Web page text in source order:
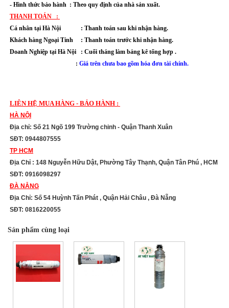
- Hình thức bảo hành : Theo quy định của nhà sản xuất.
THANH TOÁN :
Cá nhân tại Hà Nội : Thanh toán sau khi nhận hàng.
Khách hàng Ngoại Tỉnh : Thanh toán trước khi nhận hàng.
Doanh Nghiệp tại Hà Nội : Cuối tháng làm bảng kê tổng hợp .
: Giá trên chưa bao gồm hóa đơn tài chính.
LIÊN HỆ MUA HÀNG - BẢO HÀNH :
HÀ NỘI
Địa chỉ: Số 21 Ngõ 199 Trường chinh - Quận Thanh Xuân
SĐT: 0944807555
TP HCM
Địa Chỉ : 148 Nguyễn Hữu Dật, Phường Tây Thạnh, Quận Tân Phú , HCM
SĐT: 0916098297
ĐÀ NẴNG
Địa Chỉ: Số 54 Huỳnh Tấn Phát , Quận Hải Châu , Đà Nẵng
SĐT: 0816220055
Sản phẩm cùng loại